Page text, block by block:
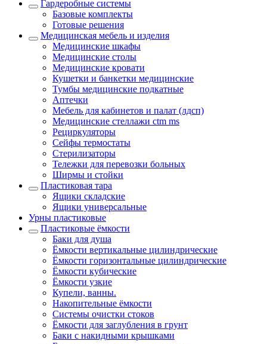
Гардеробные системы
Базовые комплекты
Готовые решения
Медицинская мебель и изделия
Медицинские шкафы
Медицинские столы
Медицинские кровати
Кушетки и банкетки медицинские
Тумбы медицинские подкатные
Аптечки
Мебель для кабинетов и палат (лдсп)
Медицинские стеллажи ctm ms
Рециркуляторы
Сейфы термостаты
Стерилизаторы
Тележки для перевозки больных
Ширмы и стойки
Пластиковая тара
Ящики складские
Ящики универсальные
Урны пластиковые
Пластиковые ёмкости
Баки для душа
Ёмкости вертикальные цилиндрические
Ёмкости горизонтальные цилиндрические
Ёмкости кубические
Ёмкости узкие
Купели, ванны.
Накопительные ёмкости
Системы очистки стоков
Ёмкости для заглубления в грунт
Баки с накидными крышками